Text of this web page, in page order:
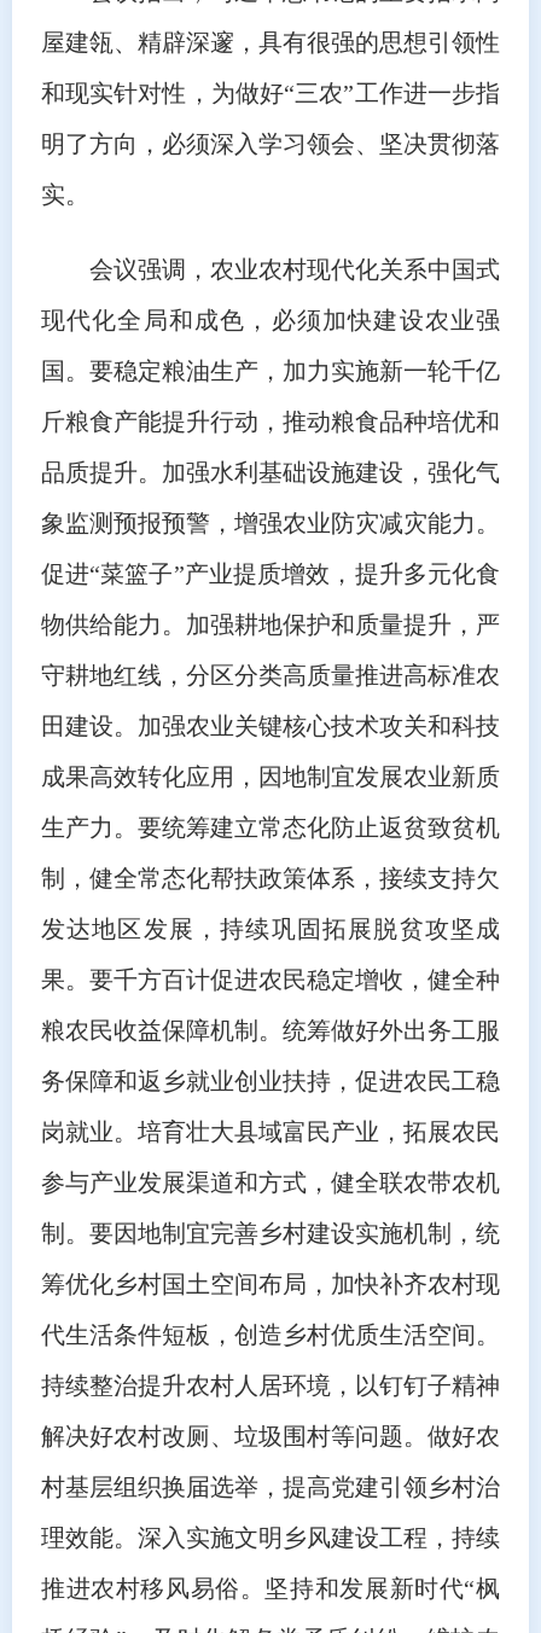
屋建瓴、精辟深邃，具有很强的思想引领性
和现实针对性，为做好“三农”工作进一步指
明了方向，必须深入学习领会、坚决贯彻落
实。
会议强调，农业农村现代化关系中国式
现代化全局和成色，必须加快建设农业强
国。要稳定粮油生产，加力实施新一轮千亿
斤粮食产能提升行动，推动粮食品种培优和
品质提升。加强水利基础设施建设，强化气
象监测预报预警，增强农业防灾减灾能力。
促进“菜篮子”产业提质增效，提升多元化食
物供给能力。加强耕地保护和质量提升，严
守耕地红线，分区分类高质量推进高标准农
田建设。加强农业关键核心技术攻关和科技
成果高效转化应用，因地制宜发展农业新质
生产力。要统筹建立常态化防止返贫致贫机
制，健全常态化帮扶政策体系，接续支持欠
发达地区发展，持续巩固拓展脱贫攻坚成
果。要千方百计促进农民稳定增收，健全种
粮农民收益保障机制。统筹做好外出务工服
务保障和返乡就业创业扶持，促进农民工稳
岗就业。培育壮大县域富民产业，拓展农民
参与产业发展渠道和方式，健全联农带农机
制。要因地制宜完善乡村建设实施机制，统
筹优化乡村国土空间布局，加快补齐农村现
代生活条件短板，创造乡村优质生活空间。
持续整治提升农村人居环境，以钉钉子精神
解决好农村改厕、垃圾围村等问题。做好农
村基层组织换届选举，提高党建引领乡村治
理效能。深入实施文明乡风建设工程，持续
推进农村移风易俗。坚持和发展新时代“枫